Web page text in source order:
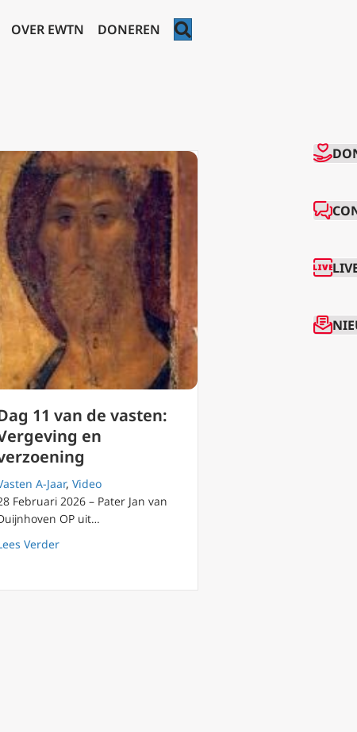
OVER EWTN DONEREN
Zoon, vergeving, verzoening en thuiskomen
11 van de vasten:
en
A-Jaar,Video
Februari 2026 – Pater Jan van
OP uit…
Verderabout Dag 11 van de vasten: Vergeving en verzoening